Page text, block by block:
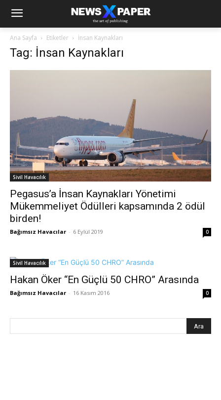
Ana Sayfa Etiketler İnsan Kaynakları
Tag: İnsan Kaynakları
Sivil Havacılık
Pegasus’a İnsan Kaynakları Yönetimi
Mükemmeliyet Ödülleri kapsamında 2 ödül
birden!
Bağımsız Havacılar - 6 Eylül 2019 0
Sivil Havacılık
Hakan Öker “En Güçlü 50 CHRO” Arasında
Bağımsız Havacılar - 16 Kasım 2016 0